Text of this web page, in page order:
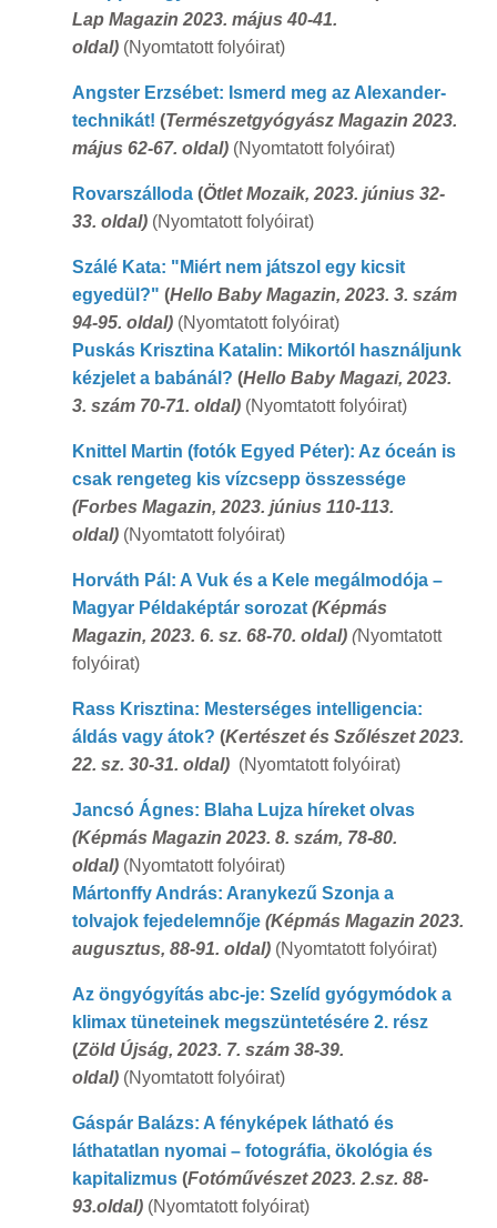
Lap Magazin 2023. május 40-41.
oldal) (Nyomtatott folyóirat)
Angster Erzsébet: Ismerd meg az Alexander-
technikát! (Természetgyógyász Magazin 2023.
május 62-67. oldal) (Nyomtatott folyóirat)
Rovarszálloda (Ötlet Mozaik, 2023. június 32-
33. oldal) (Nyomtatott folyóirat)
Szálé Kata: "Miért nem játszol egy kicsit
egyedül?" (Hello Baby Magazin, 2023. 3. szám
94-95. oldal) (Nyomtatott folyóirat)
Puskás Krisztina Katalin: Mikortól használjunk
kézjelet a babánál? (Hello Baby Magazi, 2023.
3. szám 70-71. oldal) (Nyomtatott folyóirat)
Knittel Martin (fotók Egyed Péter): Az óceán is
csak rengeteg kis vízcsepp összessége
(Forbes Magazin, 2023. június 110-113.
oldal) (Nyomtatott folyóirat)
Horváth Pál: A Vuk és a Kele megálmodója –
Magyar Példaképtár sorozat (Képmás
Magazin, 2023. 6. sz. 68-70. oldal)(Nyomtatott
folyóirat)
Rass Krisztina: Mesterséges intelligencia:
áldás vagy átok? (Kertészet és Szőlészet 2023.
22. sz. 30-31. oldal) (Nyomtatott folyóirat)
Jancsó Ágnes: Blaha Lujza híreket olvas
(Képmás Magazin 2023. 8. szám, 78-80.
oldal) (Nyomtatott folyóirat)
Mártonffy András: Aranykezű Szonja a
tolvajok fejedelemnője (Képmás Magazin 2023.
augusztus, 88-91. oldal) (Nyomtatott folyóirat)
Az öngyógyítás abc-je: Szelíd gyógymódok a
klimax tüneteinek megszüntetésére 2. rész
(Zöld Újság, 2023. 7. szám 38-39.
oldal) (Nyomtatott folyóirat)
Gáspár Balázs: A fényképek látható és
láthatatlan nyomai – fotográfia, ökológia és
kapitalizmus (Fotóművészet 2023. 2.sz. 88-
93.oldal) (Nyomtatott folyóirat)